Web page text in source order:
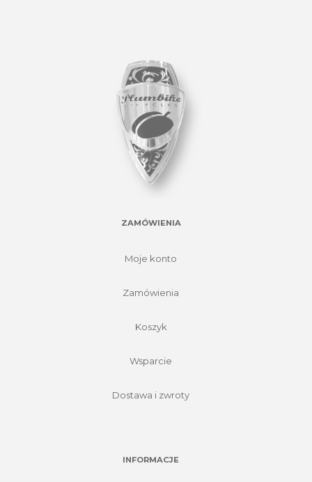
ZAMÓWIENIA
Moje konto
Zamówienia
Koszyk
Wsparcie
Dostawa i zwroty
INFORMACJE